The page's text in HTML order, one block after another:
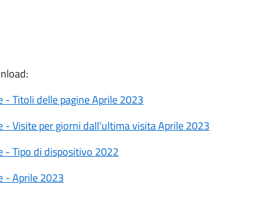
Titoli delle pagine Aprile 2023
Visite per giorni dall'ultima visita Aprile 2023
- Tipo di dispositivo 2022
- Aprile 2023